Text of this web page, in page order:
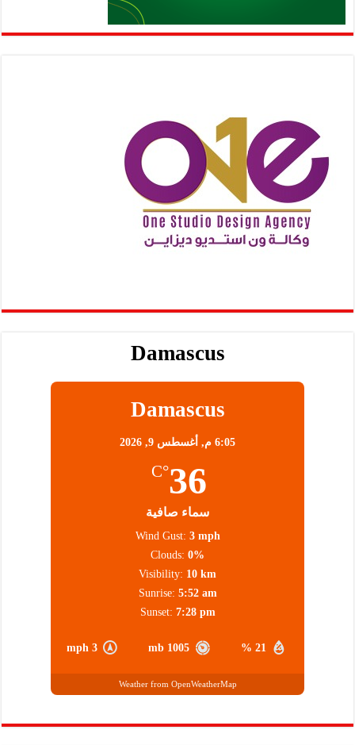
Damascus
Damascus
6:05 م, أغسطس 9, 2026
36
°C
سماء صافية
21 %
1005 mb
3 mph
Wind Gust: 3 mph
Clouds: 0%
Visibility: 10 km
Sunrise: 5:52 am
Sunset: 7:28 pm
Weather from OpenWeatherMap